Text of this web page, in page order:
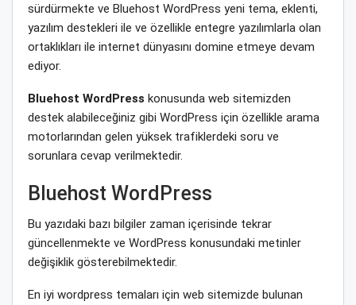
sürdürmekte ve Bluehost WordPress yeni tema, eklenti,
yazılım destekleri ile ve özellikle entegre yazılımlarla olan
ortaklıkları ile internet dünyasını domine etmeye devam
ediyor.
Bluehost WordPress konusunda web sitemizden
destek alabileceğiniz gibi WordPress için özellikle arama
motorlarından gelen yüksek trafiklerdeki soru ve
sorunlara cevap verilmektedir.
Bluehost WordPress
Bu yazıdaki bazı bilgiler zaman içerisinde tekrar
güncellenmekte ve WordPress konusundaki metinler
değişiklik gösterebilmektedir.
En iyi wordpress temaları için web sitemizde bulunan